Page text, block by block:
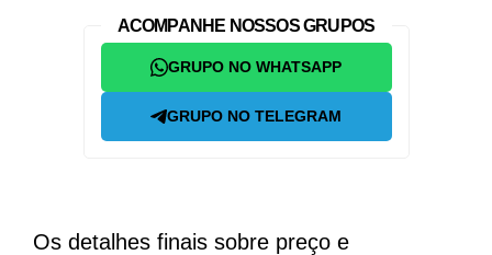
ACOMPANHE NOSSOS GRUPOS
GRUPO NO WHATSAPP
GRUPO NO TELEGRAM
Os detalhes finais sobre preço e